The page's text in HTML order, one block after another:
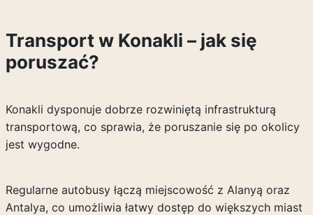
Transport w Konakli – jak się
poruszać?
Konakli dysponuje dobrze rozwiniętą infrastrukturą
transportową, co sprawia, że poruszanie się po okolicy
jest wygodne.
Regularne autobusy łączą miejscowość z Alanyą oraz
Antalya, co umożliwia łatwy dostęp do większych miast